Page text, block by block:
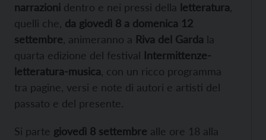
narrazioni dentro e nei pressi della letteratura
quelli che, da giovedì 8 a domenica 12
settembre , animeranno a Riva del Garda la
quarta edizione del festival Intermittenze-
letteratura-musica , con un ricco programma
tra pagine, versi e note di autori e artisti del
passato e del presente.
Si parte giovedì 8 settembre alle ore 18 alla